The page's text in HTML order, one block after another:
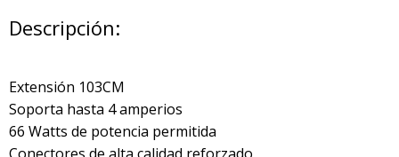
Descripción:
Extensión 103CM
Soporta hasta 4 amperios
66 Watts de potencia permitida